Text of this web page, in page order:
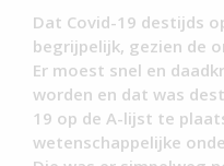
Dat Covid-19 destijds
begrijpelijk, gezien de
Er moest snel en
worden en dat was
19 op de A-lijst te
wetenschappelijke